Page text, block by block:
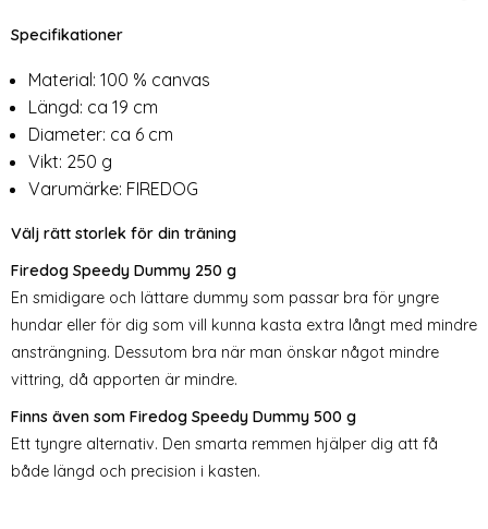
Specifikationer
Material: 100 % canvas
Längd: ca 19 cm
Diameter: ca 6 cm
Vikt: 250 g
Varumärke: FIREDOG
Välj rätt storlek för din träning
Firedog Speedy Dummy 250 g
En smidigare och lättare dummy som passar bra för yngre
hundar eller för dig som vill kunna kasta extra långt med mindre
ansträngning. Dessutom bra när man önskar något mindre
vittring, då apporten är mindre.
Finns även som Firedog Speedy Dummy 500 g
Ett tyngre alternativ. Den smarta remmen hjälper dig att få
både längd och precision i kasten.